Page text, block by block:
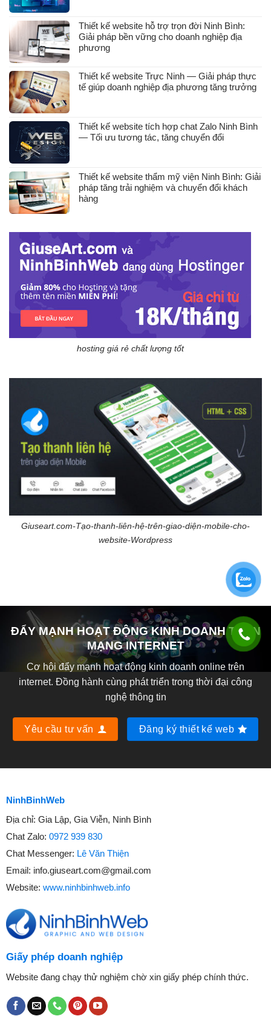
Thiết kế website hỗ trợ trọn đời Ninh Bình:
Giải pháp bền vững cho doanh nghiệp địa
phương
Thiết kế website Trực Ninh — Giải pháp thực
tế giúp doanh nghiệp địa phương tăng trưởng
Thiết kế website tích hợp chat Zalo Ninh Bình
— Tối ưu tương tác, tăng chuyển đổi
Thiết kế website thẩm mỹ viện Ninh Bình: Giải
pháp tăng trải nghiệm và chuyển đổi khách
hàng
hosting giá rẻ chất lượng tốt
Giuseart.com-Tạo-thanh-liên-hệ-trên-giao-diện-mobile-cho-
website-Wordpress
ĐẨY MẠNH HOẠT ĐỘNG KINH DOANH TRÊN
MẠNG INTERNET
Cơ hội đẩy mạnh hoạt động kinh doanh online trên
internet. Đồng hành cùng phát triển trong thời đại công
nghệ thông tin
Yêu cầu tư vấn Đăng ký thiết kế web
NinhBinhWeb
Địa chỉ: Gia Lập, Gia Viễn, Ninh Bình
Chat Zalo: 0972 939 830
Chat Messenger: Lê Văn Thiện
Email: info.giuseart.com@gmail.com
Website: www.ninhbinhweb.info
Giấy phép doanh nghiệp
Website đang chạy thử nghiệm chờ xin giấy phép chính thức.